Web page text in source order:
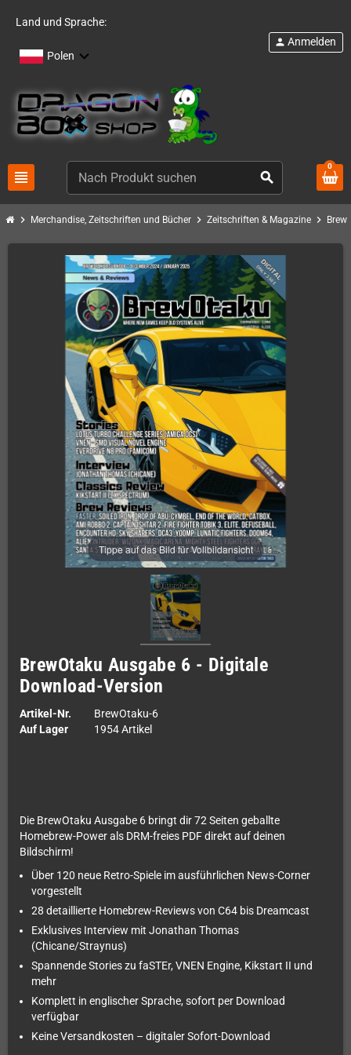
Land und Sprache:
Polen
view_headline search
person Anmelden
0
chevron_right Merchandise, Zeitschriften und Bücher chevron_right Zeitschriften & Magazine chevron_right
Tippe auf das Bild für Vollbildansicht
BrewOtaku Ausgabe 6 - Digitale
Download-Version
Artikel-Nr.
BrewOtaku-6
Auf Lager
1954 Artikel
Die BrewOtaku Ausgabe 6 bringt dir 72 Seiten geballte
Homebrew-Power als DRM-freies PDF direkt auf deinen
Bildschirm!
Über 120 neue Retro-Spiele im ausführlichen News-Corner
vorgestellt
28 detaillierte Homebrew-Reviews von C64 bis Dreamcast
Exklusives Interview mit Jonathan Thomas
(Chicane/Straynus)
Spannende Stories zu faSTEr, VNEN Engine, Kikstart II und
mehr
Komplett in englischer Sprache, sofort per Download
verfügbar
Keine Versandkosten – digitaler Sofort-Download